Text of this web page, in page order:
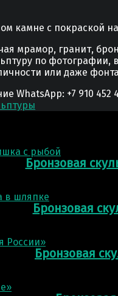
камне с покраской
мрамор, гранит,
по
или даже
WhatsApp: +7 910 452
Бронзовая
Бронзовая
Бронзовая